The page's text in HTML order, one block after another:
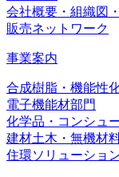
会社概要・組織図
販売ネットワーク
事業案内
合成樹脂・機能性
電子機能材部門
化学品・コンシュ
建材土木・無機材
住環ソリューショ